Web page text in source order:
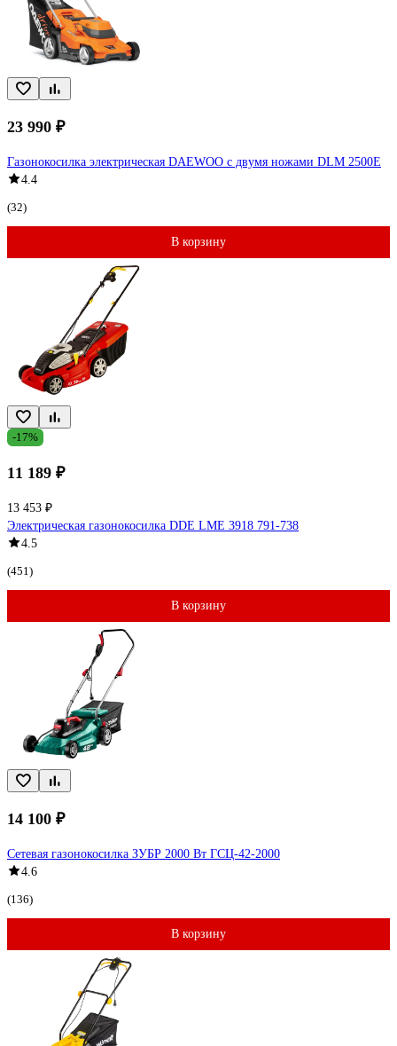
23 990 ₽
Газонокосилка электрическая DAEWOO с двумя ножами DLM 2500E
4.4
(32)
В корзину
-17%
11 189 ₽
13 453 ₽
Электрическая газонокосилка DDE LME 3918 791-738
4.5
(451)
В корзину
14 100 ₽
Сетевая газонокосилка ЗУБР 2000 Вт ГСЦ-42-2000
4.6
(136)
В корзину